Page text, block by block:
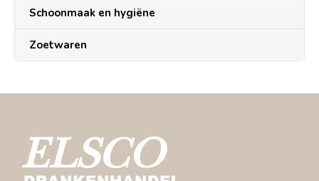
Schoonmaak en hygiëne
Zoetwaren